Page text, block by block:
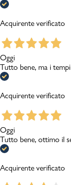
Acquirente verificato
Oggi
Tutto bene, ma i
Acquirente verificato
Oggi
Tutto bene, ottimo il
Acquirente verificato